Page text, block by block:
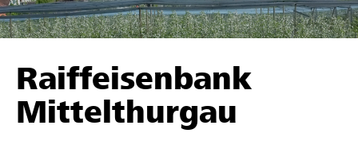
Unterstützen
Hilfe & Support
Projekte und Organisationen finden
Raiffeisenbank
Mittelthurgau